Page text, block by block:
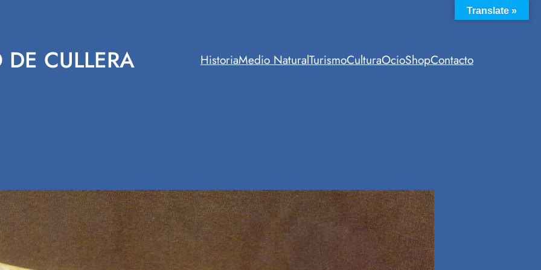
DE CULLERA HistoriaMedio NaturalTurismoCulturaOcioShopContacto
Translate »